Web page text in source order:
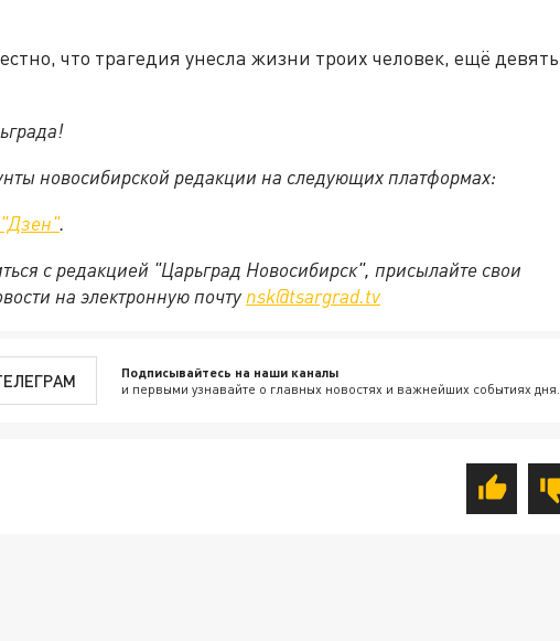
что трагедия унесла жизни троих человек, ещё девять
новосибирской редакции на следующих платформах:
"Дзен".
с редакцией "Царьград Новосибирск", присылайте свои
на электронную почту nsk@tsargrad.tv
Подписывайтесь на наши каналы
и первыми узнавайте о главных новостях и важнейших событиях дня.